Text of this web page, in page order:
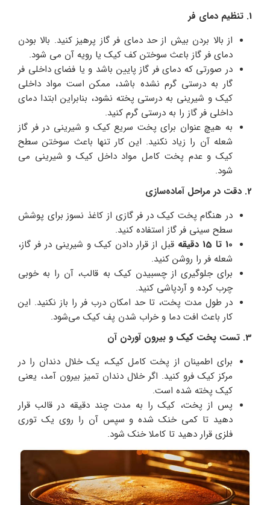
1. تنظیم دمای فر
از بالا بردن بیش از حد دمای فر گاز پرهیز کنید. بالا بودن
دمای فر گاز باعث سوختن کف کیک یا رویه آن می شود.
در صورتی که دمای فر گاز پایین باشد و یا فضای داخلی فر
گار به درستی گرم نشده باشد، ممکن است مواد داخلی
کیک و شیرینی به درستی پخته نشود، بنابراین ابتدا دمای
داخلی فر گاز را به درستی گرم کنید.
به هیچ عنوان برای پخت سریع کیک و شیرینی در فر گاز
شعله آن را زیاد نکنید. این کار تنها باعث سوختن سطح
کیک و عدم پخت کامل مواد داخل کیک و شیرینی می
شود.
2. دقت در مراحل آماده‌سازی
در هنگام پخت کیک در فر گازی از کاغذ نسوز برای پوشش
سطح سینی فر گاز استفاده کنید‌.
10 تا 15 دقیقه
قبل از قرار دادن کیک و شیرینی در فر گاز،
شعله فر را روشن کنید.
برای جلوگیری از چسبیدن کیک به قالب، آن را به خوبی
چرب کرده و آردپاشی کنید.
در طول مدت پخت، تا حد امکان درب فر را باز نکنید. این
کار باعث افت دما و خراب شدن پف کیک می‌شود.
3. تست پخت کیک و بیرون آوردن آن
برای اطمینان از پخت کامل کیک، یک خلال دندان را در
مرکز کیک فرو کنید. اگر خلال دندان تمیز بیرون آمد، یعنی
کیک پخته شده است.
پس از پخت، کیک را به مدت چند دقیقه در قالب قرار
دهید تا کمی خنک شده و سپس آن را روی یک توری
فلزی قرار دهید تا کاملا خنک شود.